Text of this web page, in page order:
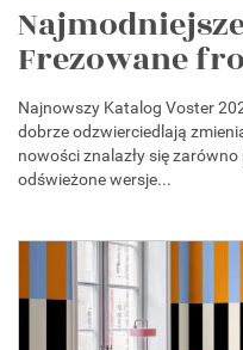
Frezowane
Najnowszy Katalog Voster
dobrze odzwierciedlają
nowości znalazły się
odświeżone wersje...